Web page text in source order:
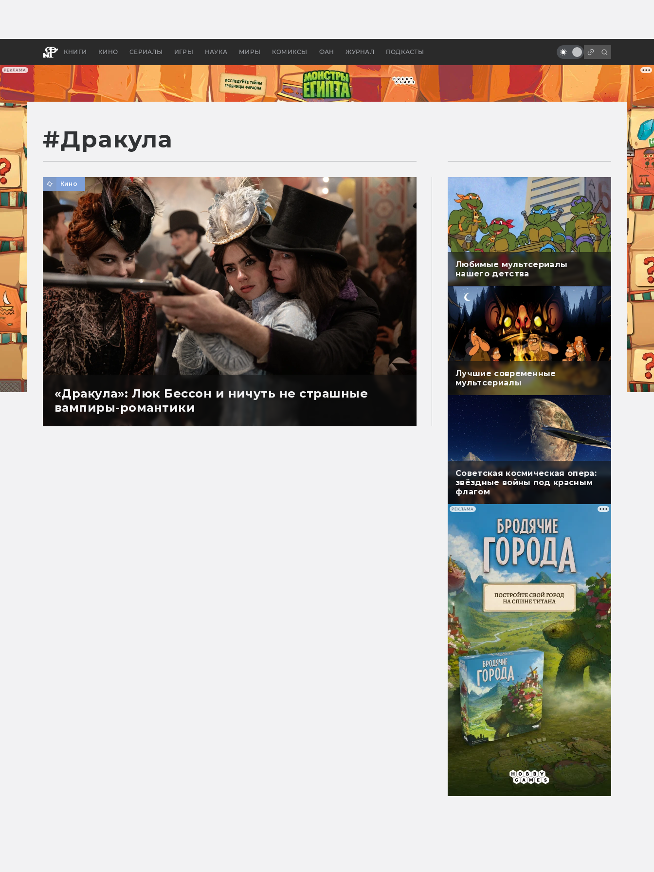
РЕКЛАМА
КНИГИ КИНО СЕРИАЛЫ ИГРЫ НАУКА МИРЫ КОМИКСЫ ФАН ЖУРНАЛ ПОДКАСТЫ
апокалипсис, в России —
бы «Властелина колец»
великих режиссёров
#Дракула
Кино
«Дракула»: Люк Бессон и ничуть не страшные
вампиры-романтики
Любимые мультсериалы
нашего детства
Лучшие современные
мультсериалы
Советская космическая опера:
звёздные войны под красным
флагом
РЕКЛАМА